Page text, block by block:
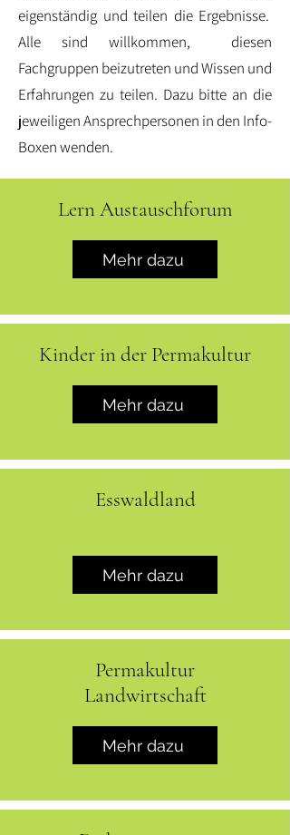
eigenständig und teilen die Ergebnisse.
Alle sind willkommen, diesen
Fachgruppen beizutreten und Wissen und
Erfahrungen zu teilen. Dazu bitte an die
jeweiligen Ansprechpersonen in den Info-
Boxen wenden.
Lern Austauschforum
Mehr dazu
Kinder in der Permakultur
Mehr dazu
Esswaldland
Mehr dazu
Permakultur
Landwirtschaft
Mehr dazu